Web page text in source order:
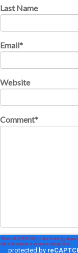
Last Name
Email*
Website
Comment*